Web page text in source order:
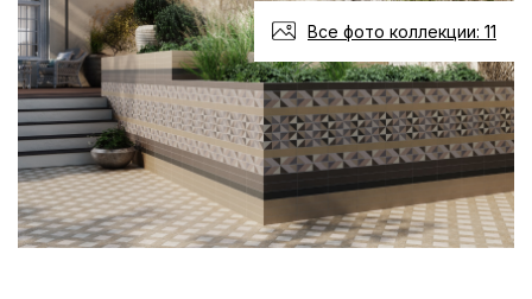
Все фото коллекции: 11